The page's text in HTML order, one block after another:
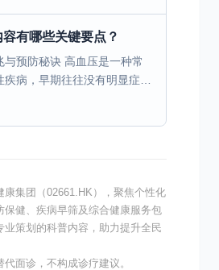
有哪些关键要点？
与预防秘诀 高血压是一种常
疾病，早期往往没有明显症
和干预，可以大大降低发生
康集团（02661.HK），聚焦个性化
保健、疾病早筛及综合健康服务包
业策划的科普内容，助力提升全民
面诊，不构成诊疗建议。